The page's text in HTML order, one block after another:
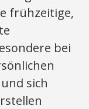
frühzeitige,
bei
sich